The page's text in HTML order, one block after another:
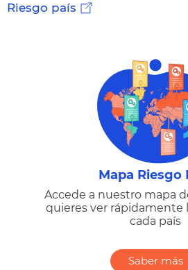
Riesgo país
Mapa Riesgo
Accede a nuestro mapa
quieres ver rápidamente
cada país
Saber más